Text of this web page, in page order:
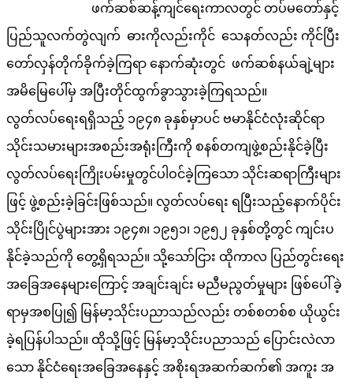
ဖက်ဆစ်ဆန့်ကျင်ရေးကာလတွင် တပ်မတော်နှင့်
ပြည်သူလက်တွဲလျက် ဓားကိုလည်းကိုင် သေနတ်လည်း ကိုင်ပြီး
တော်လှန်တိုက်ခိုက်ခဲ့ကြရာ နောက်ဆုံးတွင် ဖက်ဆစ်နယ်ချဲ့များ
အမိမြေပေါ်မှ အပြီးတိုင်ထွက်ခွာသွားခဲ့ကြရသည်။
လွတ်လပ်ရေးရရှိသည့် ၁၉၄၈ ခုနှစ်မှာပင် ဗမာနိုင်ငံလုံးဆိုင်ရာ
သိုင်းသမားများအစည်းအရုံးကြီးကို စနစ်တကျဖွဲ့စည်းနိုင်ခဲ့ပြီး
လွတ်လပ်ရေးကြိုးပမ်းမှုတွင်ပါဝင်ခဲ့ကြသော သိုင်းဆရာကြီးများ
ဖြင့် ဖွဲ့စည်းခဲ့ခြင်းဖြစ်သည်။ လွတ်လပ်ရေး ရပြီးသည့်နောက်ပိုင်း
သိုင်းပြိုင်ပွဲများအား ၁၉၄၈၊ ၁၉၅၁၊ ၁၉၅၂ ခုနှစ်တို့တွင် ကျင်းပ
နိုင်ခဲ့သည်ကို တွေ့ရှိရသည်။ သို့သော်ငြား ထိုကာလ ပြည်တွင်းရေး
အခြေအနေများကြောင့် အချင်းချင်း မညီမညွတ်မှုများ ဖြစ်ပေါ်ခဲ့
ရာမှအစပြု၍ မြန်မာ့သိုင်းပညာသည်လည်း တစ်စတစ်စ ယိုယွင်း
ခဲ့ရပြန်ပါသည်။ ထိုသို့ဖြင့် မြန်မာ့သိုင်းပညာသည် ပြောင်းလဲလာ
သော နိုင်ငံရေးအခြေအနေနှင့် အစိုးရအဆက်ဆက်၏ အကူး အ